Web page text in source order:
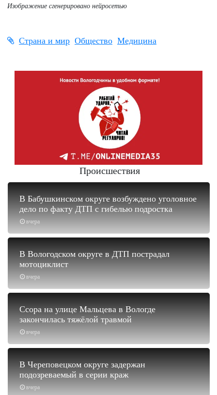
Изображение сгенерировано нейросетью
Страна и мир Общество Медицина
Происшествия
вчера
В Бабушкинском округе возбуждено уголовное
дело по факту ДТП с гибелью подростка
вчера
В Вологодском округе в ДТП пострадал
мотоциклист
вчера
Ссора на улице Мальцева в Вологде
закончилась тяжёлой травмой
вчера
В Череповецком округе задержан
подозреваемый в серии краж